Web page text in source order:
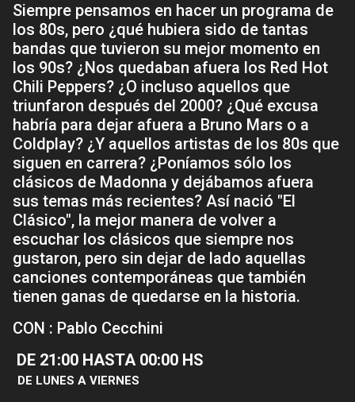
Siempre pensamos en hacer un programa de
los 80s, pero ¿qué hubiera sido de tantas
bandas que tuvieron su mejor momento en
los 90s? ¿Nos quedaban afuera los Red Hot
Chili Peppers? ¿O incluso aquellos que
triunfaron después del 2000? ¿Qué excusa
habría para dejar afuera a Bruno Mars o a
Coldplay? ¿Y aquellos artistas de los 80s que
siguen en carrera? ¿Poníamos sólo los
clásicos de Madonna y dejábamos afuera
sus temas más recientes? Así nació "El
Clásico", la mejor manera de volver a
escuchar los clásicos que siempre nos
gustaron, pero sin dejar de lado aquellas
canciones contemporáneas que también
tienen ganas de quedarse en la historia.
CON : Pablo Cecchini
DE 21:00 HASTA 00:00 HS
DE LUNES A VIERNES